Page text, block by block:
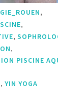
,
,
,
,
PISCINE
,YIN YOGA